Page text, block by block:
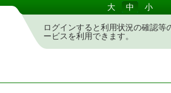
大 中 小
ログインすると利用状況の確認等
ービスを利用できます。